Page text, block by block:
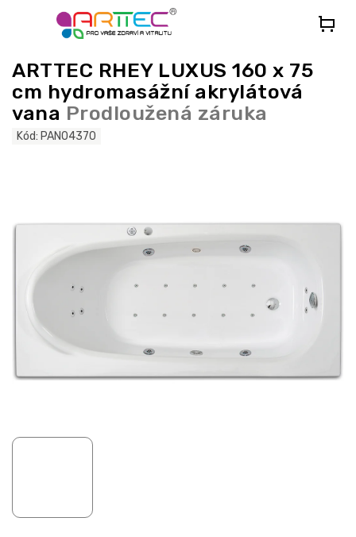
ARTTEC RHEY LUXUS 160 x 75
cm hydromasážní akrylátová
vana Prodloužená záruka
Kód: PAN04370